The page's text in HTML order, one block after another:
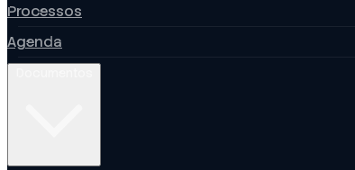
Processos
Agenda